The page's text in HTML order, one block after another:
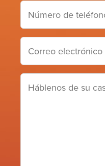
Número
de
teléfono
Correo
electrónico
Háblenos
de